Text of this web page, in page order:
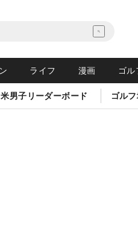
ライフ 漫画 ゴル
男子リーダーボード ゴル